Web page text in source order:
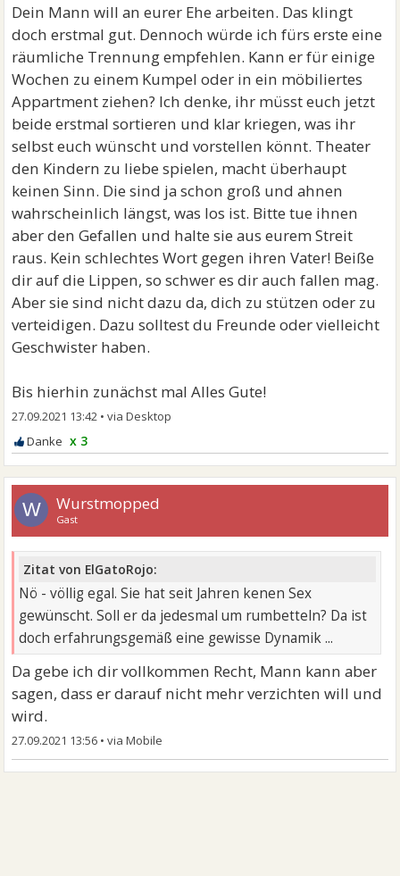
Dein Mann will an eurer Ehe arbeiten. Das klingt
doch erstmal gut. Dennoch würde ich fürs erste eine
räumliche Trennung empfehlen. Kann er für einige
Wochen zu einem Kumpel oder in ein möbiliertes
Appartment ziehen? Ich denke, ihr müsst euch jetzt
beide erstmal sortieren und klar kriegen, was ihr
selbst euch wünscht und vorstellen könnt. Theater
den Kindern zu liebe spielen, macht überhaupt
keinen Sinn. Die sind ja schon groß und ahnen
wahrscheinlich längst, was los ist. Bitte tue ihnen
aber den Gefallen und halte sie aus eurem Streit
raus. Kein schlechtes Wort gegen ihren Vater! Beiße
dir auf die Lippen, so schwer es dir auch fallen mag.
Aber sie sind nicht dazu da, dich zu stützen oder zu
verteidigen. Dazu solltest du Freunde oder vielleicht
Geschwister haben.
Bis hierhin zunächst mal Alles Gute!
27.09.2021 13:42 •
x 3
W Wurstmopped
Gast
Zitat von ElGatoRojo:
Nö - völlig egal. Sie hat seit Jahren kenen Sex
gewünscht. Soll er da jedesmal um rumbetteln? Da ist
doch erfahrungsgemäß eine gewisse Dynamik ...
Da gebe ich dir vollkommen Recht, Mann kann aber
sagen, dass er darauf nicht mehr verzichten will und
wird.
27.09.2021 13:56 •